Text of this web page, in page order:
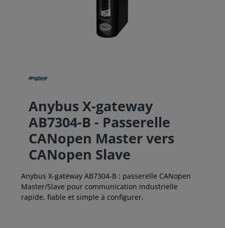
Anybus X-gateway
AB7304-B - Passerelle
CANopen Master vers
CANopen Slave
Anybus X-gateway AB7304-B : passerelle CANopen
Master/Slave pour communication industrielle
rapide, fiable et simple à configurer.